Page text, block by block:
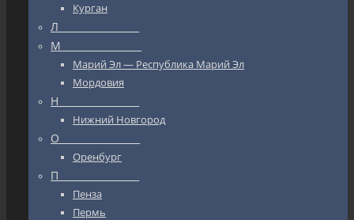
Курган
Л_________________
М_________________
Марий Эл — Республика Марий Эл
Мордовия
Н_________________
Нижний Новгород
О_________________
Оренбург
П_________________
Пенза
Пермь